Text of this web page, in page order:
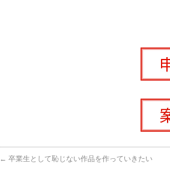
← 卒業生として恥じない作品を作っていきたい